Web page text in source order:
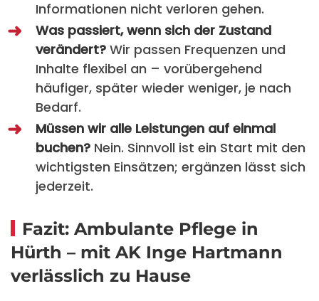
Informationen nicht verloren gehen.
Was passiert, wenn sich der Zustand
verändert? Wir passen Frequenzen und
Inhalte flexibel an – vorübergehend
häufiger, später wieder weniger, je nach
Bedarf.
Müssen wir alle Leistungen auf einmal
buchen? Nein. Sinnvoll ist ein Start mit den
wichtigsten Einsätzen; ergänzen lässt sich
jederzeit.
Fazit: Ambulante Pflege in
Hürth – mit AK Inge Hartmann
verlässlich zu Hause